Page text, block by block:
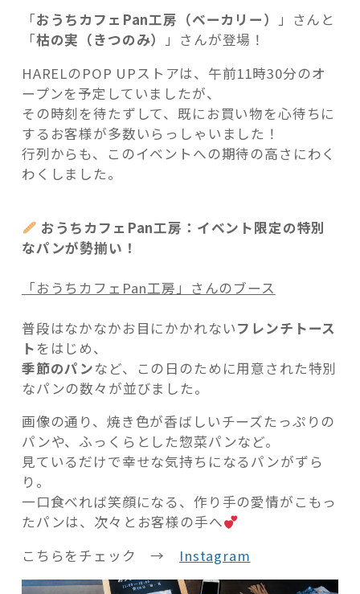
「おうちカフェPan工房（ベーカリー） 」さんと
「枯の実（きつのみ） 」さんが登場！
HARELのPOP UPストアは、午前11時30分のオ
ープンを予定していましたが、
その時刻を待たずして、既にお買い物を心待ちに
するお客様が多数いらっしゃいました！
行列からも、このイベントへの期待の高さにわく
わくしました。
おうちカフェPan工房：イベント限定の特別
なパンが勢揃い！
「おうちカフェPan工房」さんのブース
普段はなかなかお目にかかれないフレンチトース
ト をはじめ、
季節のパンなど、この日のために用意された特別
なパンの数々が並びました。
画像の通り、焼き色が香ばしいチーズたっぷりの
パンや、ふっくらとした惣菜パンなど。
見ているだけで幸せな気持ちになるパンがずら
り。
一口食べれば笑顔になる、作り手の愛情がこもっ
たパンは、次々とお客様の手へ
こちらをチェック → Instagram